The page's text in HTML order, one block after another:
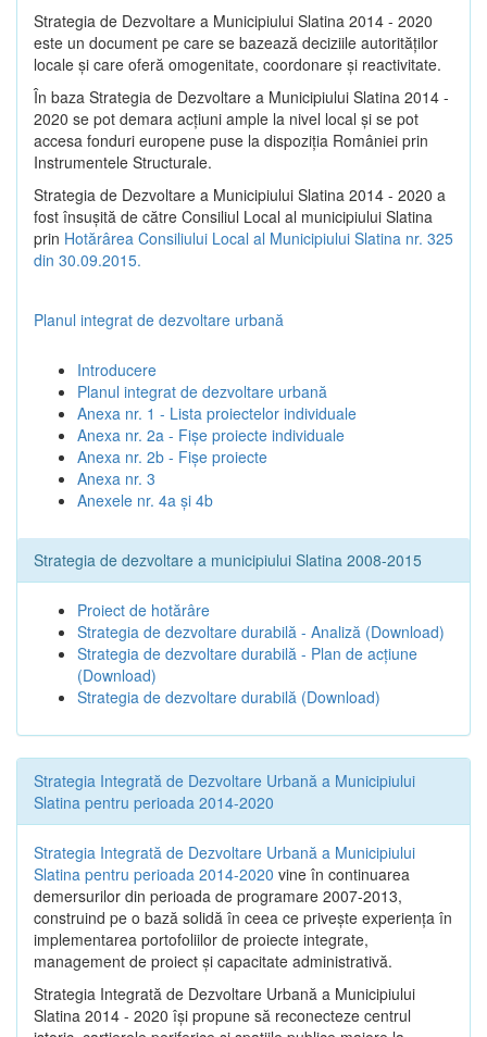
Strategia de Dezvoltare a Municipiului Slatina 2014 - 2020
este un document pe care se bazează deciziile autorităţilor
locale şi care oferă omogenitate, coordonare şi reactivitate.
În baza Strategia de Dezvoltare a Municipiului Slatina 2014 -
2020 se pot demara acţiuni ample la nivel local şi se pot
accesa fonduri europene puse la dispoziţia României prin
Instrumentele Structurale.
Strategia de Dezvoltare a Municipiului Slatina 2014 - 2020 a
fost însuşită de către Consiliul Local al municipiului Slatina
prin Hotărârea Consiliului Local al Municipiului Slatina nr. 325
din 30.09.2015.
Planul integrat de dezvoltare urbană
Introducere
Planul integrat de dezvoltare urbană
Anexa nr. 1 - Lista proiectelor individuale
Anexa nr. 2a - Fișe proiecte individuale
Anexa nr. 2b - Fișe proiecte
Anexa nr. 3
Anexele nr. 4a și 4b
Strategia de dezvoltare a municipiului Slatina 2008-2015
Proiect de hotărâre
Strategia de dezvoltare durabilă - Analiză (Download)
Strategia de dezvoltare durabilă - Plan de acțiune
(Download)
Strategia de dezvoltare durabilă (Download)
Strategia Integrată de Dezvoltare Urbană a Municipiului
Slatina pentru perioada 2014-2020
Strategia Integrată de Dezvoltare Urbană a Municipiului
Slatina pentru perioada 2014-2020 vine în continuarea
demersurilor din perioada de programare 2007-2013,
construind pe o bază solidă în ceea ce priveşte experienţa în
implementarea portofoliilor de proiecte integrate,
management de proiect și capacitate administrativă.
Strategia Integrată de Dezvoltare Urbană a Municipiului
Slatina 2014 - 2020 își propune să reconecteze centrul